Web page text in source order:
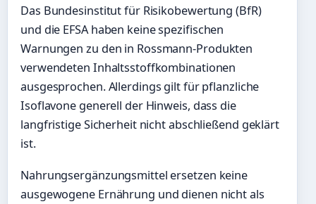
Das Bundesinstitut für Risikobewertung (BfR)
und die EFSA haben keine spezifischen
Warnungen zu den in Rossmann-Produkten
verwendeten Inhaltsstoffkombinationen
ausgesprochen. Allerdings gilt für pflanzliche
Isoflavone generell der Hinweis, dass die
langfristige Sicherheit nicht abschließend geklärt
ist.
Nahrungsergänzungsmittel ersetzen keine
ausgewogene Ernährung und dienen nicht als